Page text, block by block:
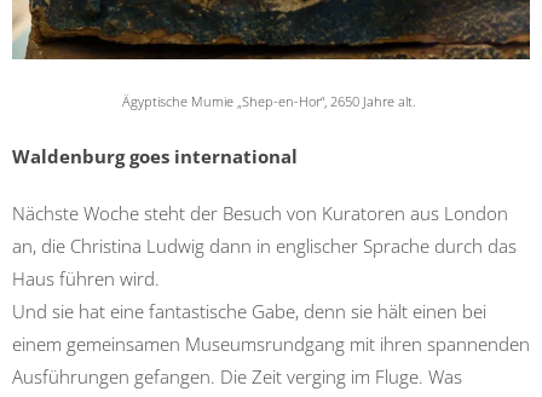
Ägyptische Mumie „Shep-en-Hor“, 2650 Jahre alt.
Waldenburg goes international
Nächste Woche steht der Besuch von Kuratoren aus London
an, die Christina Ludwig dann in englischer Sprache durch das
Haus führen wird.
Und sie hat eine fantastische Gabe, denn sie hält einen bei
einem gemeinsamen Museumsrundgang mit ihren spannenden
Ausführungen gefangen. Die Zeit verging im Fluge. Was